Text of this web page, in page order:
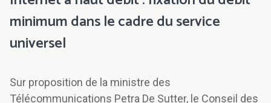
minimum dans le cadre du service
universel
Sur proposition de la ministre des
Télécommunications Petra De Sutter, le Conseil des